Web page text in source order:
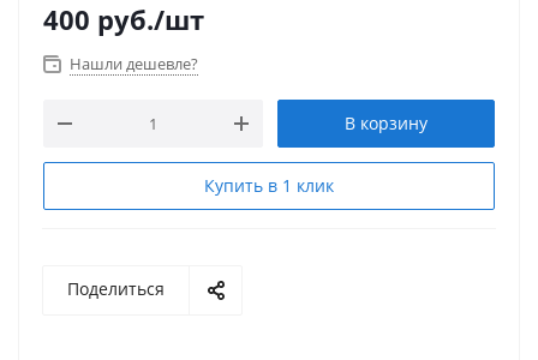
400 руб./шт
Нашли дешевле?
В корзину
Купить в 1 клик
Поделиться